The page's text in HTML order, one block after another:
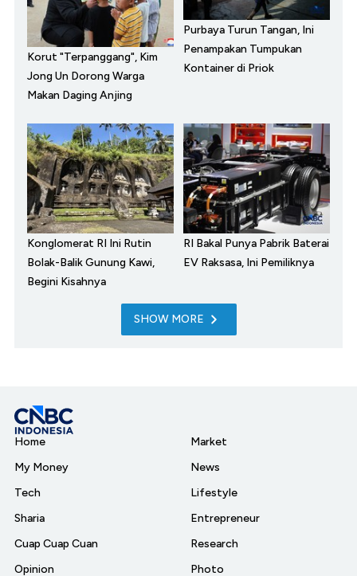
Korut "Terpanggang", Kim
Jong Un Dorong Warga
Makan Daging Anjing
Purbaya Turun Tangan, Ini
Penampakan Tumpukan
Kontainer di Priok
Konglomerat RI Ini Rutin
Bolak-Balik Gunung Kawi,
Begini Kisahnya
RI Bakal Punya Pabrik Baterai
EV Raksasa, Ini Pemiliknya
SHOW MORE
Home
My Money
Tech
Sharia
Cuap Cuap Cuan
Opinion
Market
News
Lifestyle
Entrepreneur
Research
Photo